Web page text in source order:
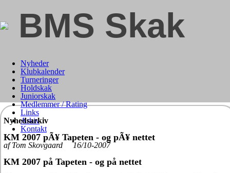
BMS Skak
Nyheder
Klubkalender
Turneringer
Holdskak
Juniorskak
Medlemmer / Rating
Links
Arkiv
Kontakt
Nyhedsarkiv
KM 2007 pÃ¥ Tapeten - og pÃ¥ nettet
af Tom Skovgaard 16/10-2007
KM 2007 på Tapeten - og på nettet